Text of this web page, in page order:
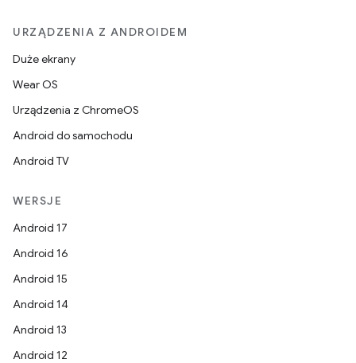
URZĄDZENIA Z ANDROIDEM
Duże ekrany
Wear OS
Urządzenia z ChromeOS
Android do samochodu
Android TV
WERSJE
Android 17
Android 16
Android 15
Android 14
Android 13
Android 12